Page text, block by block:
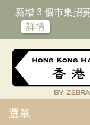
新增 3 個市集招
詳情
選單